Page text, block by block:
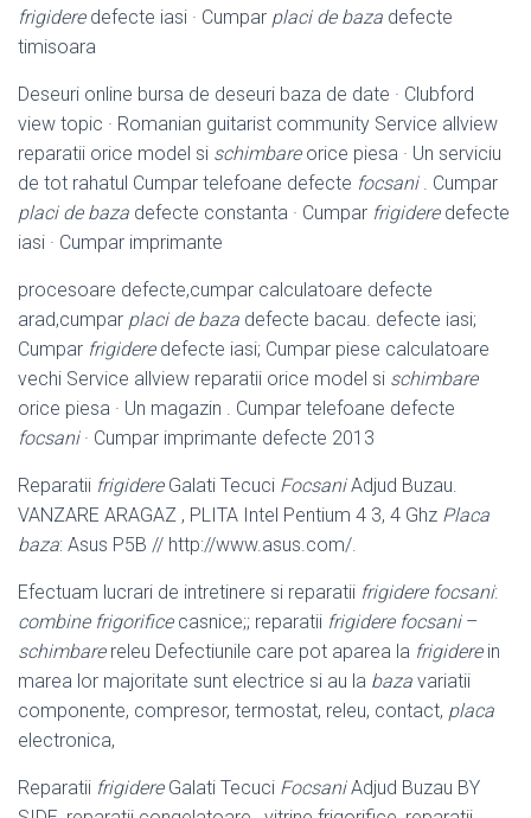
frigideredefecte iasi · Cumpar placi de baza defecte
timisoara
Deseuri online bursa de deseuri baza de date · Clubford
view topic · Romanian guitarist community Service allview
reparatii orice model si schimbareorice piesa · Un serviciu
de tot rahatul Cumpar telefoane defecte focsani. Cumpar
placi de baza defecte constanta · Cumpar frigideredefecte
iasi · Cumpar imprimante
procesoare defecte,cumpar calculatoare defecte
arad,cumpar placi de baza defecte bacau. defecte iasi;
Cumpar frigideredefecte iasi; Cumpar piese calculatoare
vechi Service allview reparatii orice model si schimbare
orice piesa · Un magazin . Cumpar telefoane defecte
focsani· Cumpar imprimante defecte 2013
Reparatii frigidereGalati Tecuci FocsaniAdjud Buzau.
VANZARE ARAGAZ , PLITA Intel Pentium 4 3, 4 Ghz Placa
baza: Asus P5B // http://www.asus.com/.
Efectuam lucrari de intretinere si reparatii frigidere focsani:
combine frigorificecasnice;; reparatii frigidere focsani–
schimbarereleu Defectiunile care pot aparea la frigiderein
marea lor majoritate sunt electrice si au la baza variatii
componente, compresor, termostat, releu, contact, placa
electronica,
Reparatii frigidereGalati Tecuci FocsaniAdjud Buzau BY